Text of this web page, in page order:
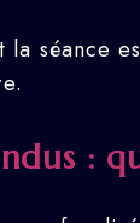
la séance
: